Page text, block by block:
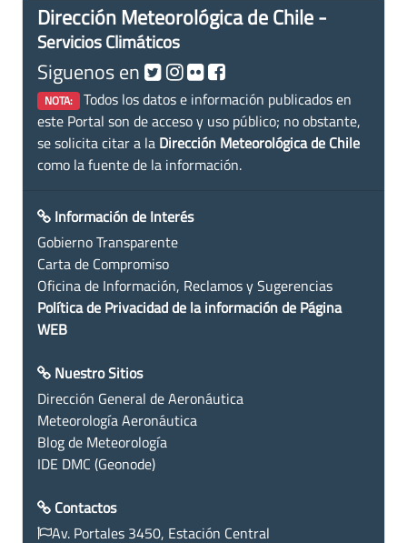
Dirección Meteorológica de Chile -
Servicios Climáticos
Siguenos en
NOTA: Todos los datos e información publicados en
este Portal son de acceso y uso público; no obstante,
se solicita citar a la Dirección Meteorológica de Chile
como la fuente de la información.
Información de Interés
Gobierno Transparente
Carta de Compromiso
Oficina de Información, Reclamos y Sugerencias
Política de Privacidad de la información de Página
WEB
Nuestro Sitios
Dirección General de Aeronáutica
Meteorología Aeronáutica
Blog de Meteorología
IDE DMC (Geonode)
Contactos
Av. Portales 3450, Estación Central